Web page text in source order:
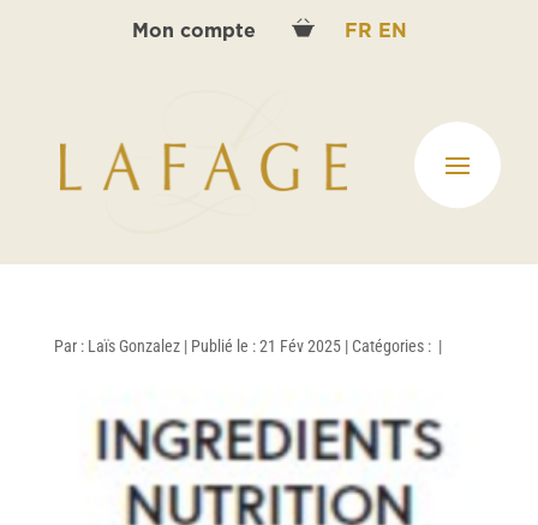
Mon compte FR EN
Par : Laïs Gonzalez | Publié le : 21 Fév 2025 | Catégories : |